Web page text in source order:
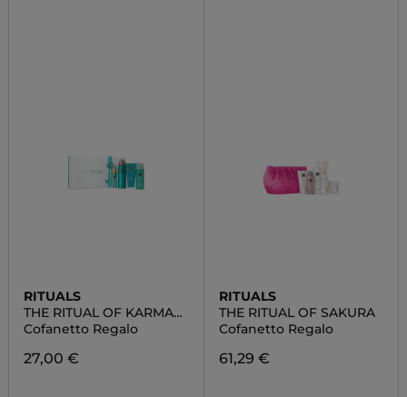
RITUALS
THE RITUAL OF KARMA
SMALL
Cofanetto Regalo
27,00 €
RITUALS
THE RITUAL OF SAKURA
Cofanetto Regalo
61,29 €